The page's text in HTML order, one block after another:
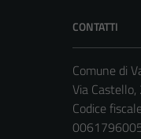
CONTATTI
Comune di
Via
Codice